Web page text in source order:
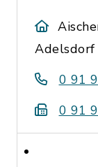
Adelsdorf
0 91
0 91